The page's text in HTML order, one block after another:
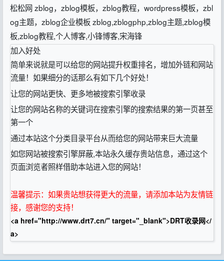
松松网 zblog，zblog模板，zblog教程，wordpress模板，zbl
og主题，zblog企业模板 zblog,zblogphp,zblog主题,zblog模
板,zblog教程,个人博客,小锋博客,宋海锋
加入好处
简单来说就是可以给您的网站提升权重排名，增加外链和网站
流量！如果细分的话那么有如下几个好处！
让您的网站更快、更多地被搜索引擎收录
让您的网站名称的关键词在搜索引擎的搜索结果的第一页甚至
第一个
通过本站这个分类目录平台从而给您的网站带来巨大流量
如您网站被搜索引擎屏蔽,本站永久缓存贵站信息，通过这个
页面浏览者照样借助本站进入您的网站！
温馨提示：如果贵站想获得更大的流量，请添加本站为友情链
接，感谢您的支持！
<a href="http://www.drt7.cn/" target="_blank">DRT收录网</
a>